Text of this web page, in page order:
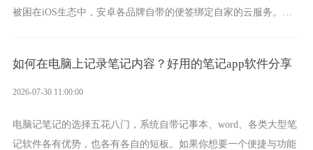
被困在iOS生态中，安卓各品牌自带的便签绑定自家的云服务。而
如何在电脑上记录笔记内容？好用的笔记app软件分享
2026-07-30 11:00:00
电脑记笔记的选择五花八门，系统自带记事本、word、各类大型笔
记软件各有优势，也各有各自的短板。如果你想要一个便捷与功能